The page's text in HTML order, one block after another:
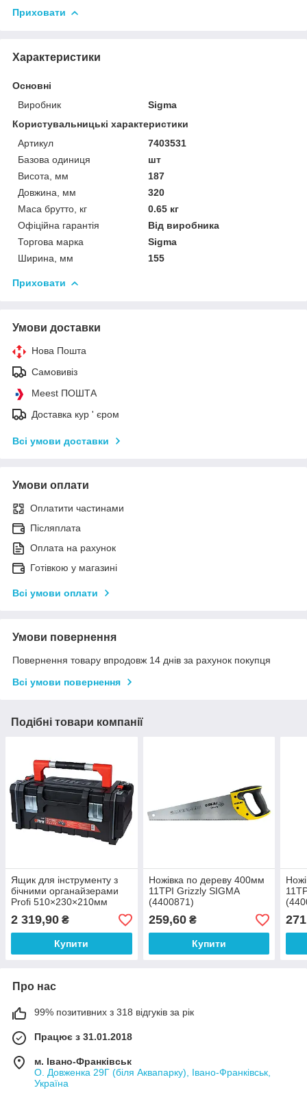
Приховати
Характеристики
Основні
Виробник
Sigma
Користувальницькі характеристики
Артикул
7403531
Базова одиниця
шт
Висота, мм
187
Довжина, мм
320
Маса брутто, кг
0.65 кг
Офіційна гарантія
Від виробника
Торгова марка
Sigma
Ширина, мм
155
Приховати
Умови доставки
Нова Пошта
Самовивіз
Meest ПОШТА
Доставка кур ' єром
Всі умови доставки
Умови оплати
Оплатити частинами
Післяплата
Оплата на рахунок
Готівкою у магазині
Всі умови оплати
Умови повернення
Повернення товару впродовж 14 днів за рахунок покупця
Всі умови повернення
Подібні товари компанії
Ящик для інструменту з
бічними органайзерами
Profi 510×230×210мм
ULTRA (7402402)
2 319,90 ₴
Купити
Ножівка по дереву 400мм
11TPI Grizzly SIGMA
(4400871)
259,60₴
Купити
Про нас
99% позитивних з 318 відгуків за рік
Працює з 31.01.2018
м. Івано-Франківськ
О. Довженка 29Г (біля Аквапарку), Івано-Франківськ,
Україна